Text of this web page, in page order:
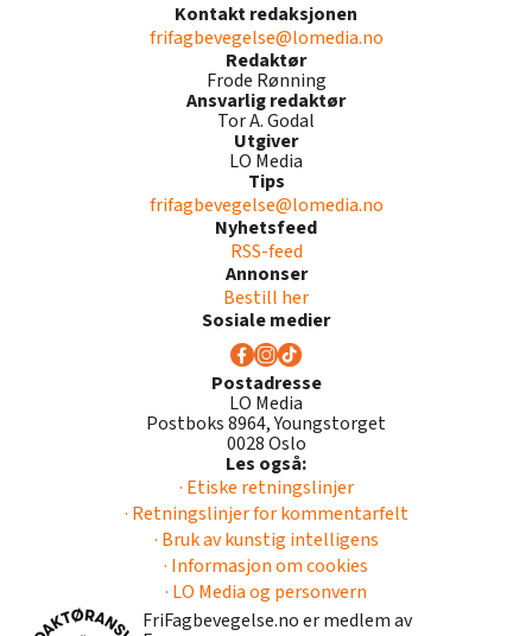
Kontakt redaksjonen
frifagbevegelse@lomedia.no
Redaktør
Frode Rønning
Ansvarlig redaktør
Tor A. Godal
Utgiver
LO Media
Tips
frifagbevegelse@lomedia.no
Nyhetsfeed
RSS-feed
Annonser
Bestill her
Sosiale medier
Postadresse
LO Media
Postboks 8964, Youngstorget
0028 Oslo
Les også:
· Etiske retningslinjer
· Retningslinjer for kommentarfelt
· Bruk av kunstig intelligens
· Informasjon om cookies
· LO Media og personvern
FriFagbevegelse.no er medlem av